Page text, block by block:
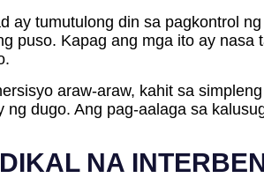
ay tumutulong din sa pagkontrol
puso. Kapag ang mga ito ay
araw-araw, kahit sa
dugo. Ang pag-aalaga sa
NA